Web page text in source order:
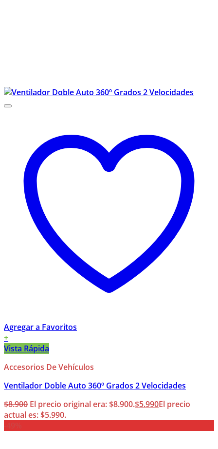
Agregar a Favoritos
+
Vista Rápida
Accesorios De Vehículos
Ventilador Doble Auto 360º Grados 2 Velocidades
$8.900 El precio original era: $8.900.$5.990El precio
actual es: $5.990.